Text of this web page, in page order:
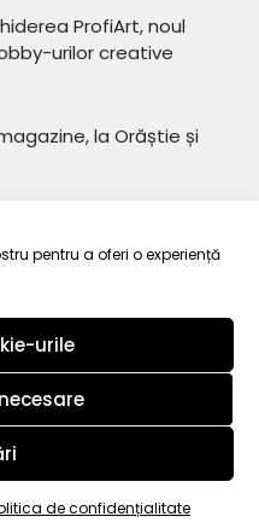
pentru a oferi o experiență
urile
de confidențialitate
ProfiArt, noul
urilor creative
la Orăștie și
most important news
si conditii de utilizare a
.